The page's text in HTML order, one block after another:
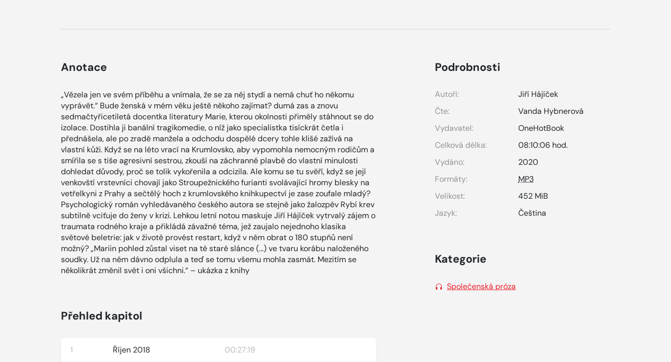
Anotace
„Vězela jen ve svém příběhu a vnímala, že se za něj stydí a nemá chuť ho někomu
vyprávět.“ Bude ženská v mém věku ještě někoho zajímat? dumá zas a znovu
sedmačtyřicetiletá docentka literatury Marie, kterou okolnosti přiměly stáhnout se do
izolace. Dostihla ji banální tragikomedie, o níž jako specialistka tisíckrát četla i
přednášela, ale po zradě manžela a odchodu dospělé dcery tohle klišé zažívá na
vlastní kůži. Když se na léto vrací na Krumlovsko, aby vypomohla nemocným rodičům a
smířila se s tiše agresivní sestrou, zkouší na záchranné plavbě do vlastní minulosti
dohledat důvody, proč se tolik vykořenila a odcizila. Ale komu se tu svěří, když se její
venkovští vrstevníci chovají jako Stroupežnického furianti svolávající hromy blesky na
vetřelkyni z Prahy a sečtělý hoch z krumlovského knihkupectví je zase zoufale mladý?
Psychologický román vyhledávaného českého autora se stejně jako žalozpěv Rybí krev
subtilně vciťuje do ženy v krizi. Lehkou letní notou maskuje Jiří Hájíček vytrvalý zájem o
traumata rodného kraje a přikládá závažné téma, jež zaujalo nejednoho klasika
světové beletrie: jak v životě provést restart, když v něm obrat o 180 stupňů není
možný? „Mariin pohled zůstal viset na té staré slánce (…) ve tvaru korábu naloženého
soudky. Už na něm dávno odplula a teď se tomu všemu mohla zasmát. Mezitím se
několikrát změnil svět i oni všichni.“ – ukázka z knihy
Přehled kapitol
1 Říjen 2018 00:27:19
Podrobnosti
Autoři:
Jiří Hájíček
Čte:
Vanda Hybnerová
Vydavatel:
OneHotBook
Celková délka:
08:10:06 hod.
Vydáno:
2020
Formáty:
MP3
Velikost:
452 MiB
Jazyk:
Čeština
Kategorie
Společenská próza